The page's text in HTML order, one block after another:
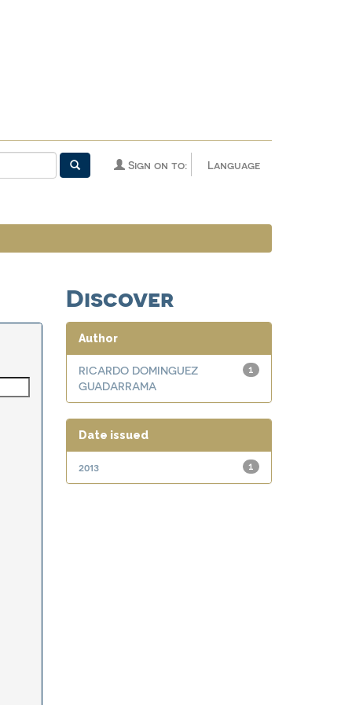
Language
Sign on to:
Discover
Author
1
RICARDO DOMINGUEZ
GUADARRAMA
Date issued
1
2013